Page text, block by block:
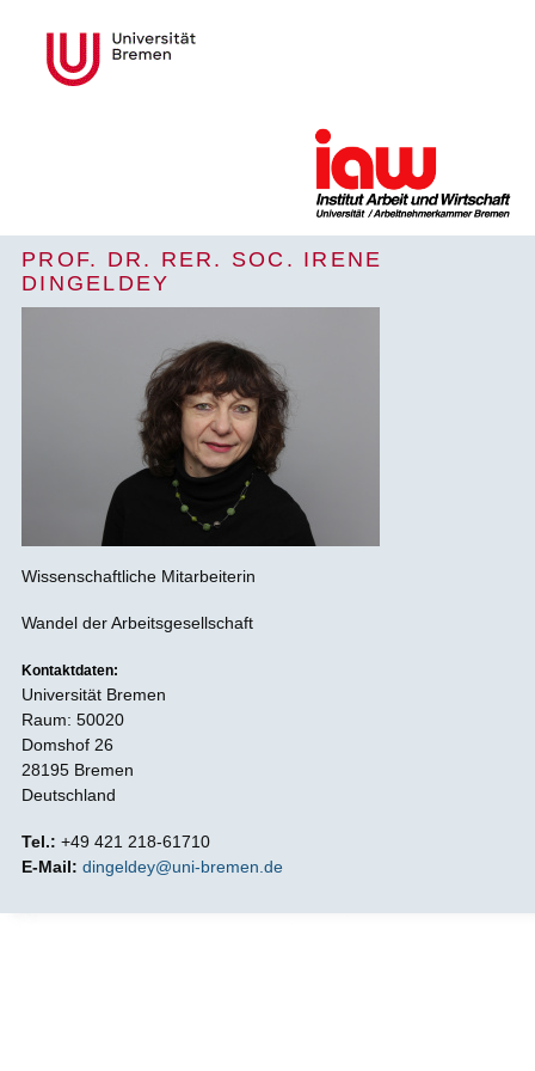
PROF. DR. RER. SOC. IRENE
DINGELDEY
Wissenschaftliche Mitarbeiterin
Wandel der Arbeitsgesellschaft
Kontaktdaten:
Universität Bremen
Raum: 50020
Domshof 26
28195 Bremen
Deutschland
Tel.: +49 421 218-61710
E-Mail: dingeldey@uni-bremen.de